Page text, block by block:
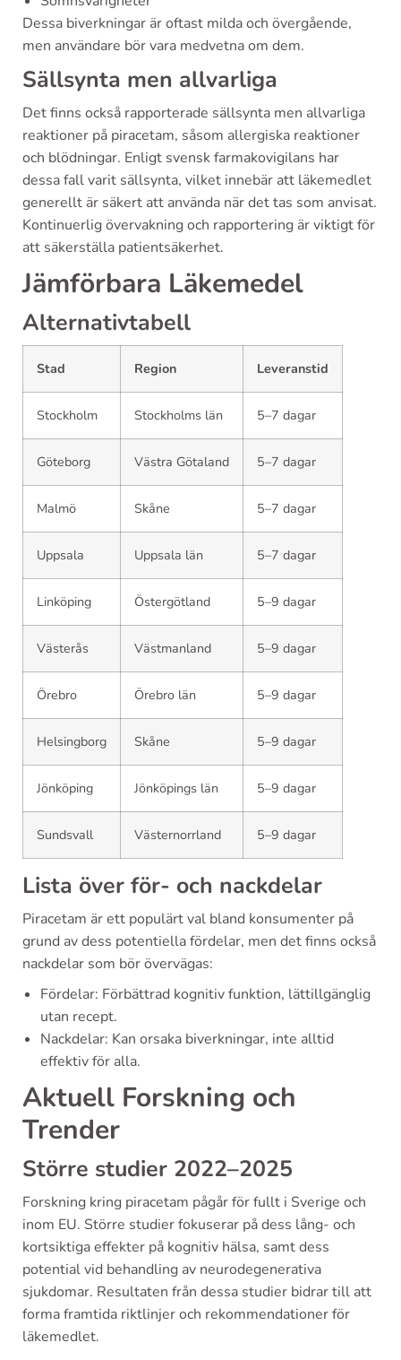
Dessa biverkningar är oftast milda och övergående,
men användare bör vara medvetna om dem.
Sällsynta men allvarliga
Det finns också rapporterade sällsynta men allvarliga
reaktioner på piracetam, såsom allergiska reaktioner
och blödningar. Enligt svensk farmakovigilans har
dessa fall varit sällsynta, vilket innebär att läkemedlet
generellt är säkert att använda när det tas som anvisat.
Kontinuerlig övervakning och rapportering är viktigt för
att säkerställa patientsäkerhet.
Jämförbara Läkemedel
Alternativtabell
Stad Region Leveranstid
Stockholm Stockholms län 5–7 dagar
Göteborg Västra Götaland 5–7 dagar
Malmö Skåne 5–7 dagar
Uppsala Uppsala län 5–7 dagar
Linköping Östergötland 5–9 dagar
Västerås Västmanland 5–9 dagar
Örebro Örebro län 5–9 dagar
Helsingborg Skåne 5–9 dagar
Jönköping Jönköpings län 5–9 dagar
Sundsvall Västernorrland 5–9 dagar
Lista över för- och nackdelar
Piracetam är ett populärt val bland konsumenter på
grund av dess potentiella fördelar, men det finns också
nackdelar som bör övervägas:
Fördelar: Förbättrad kognitiv funktion, lättillgänglig
utan recept.
Nackdelar: Kan orsaka biverkningar, inte alltid
effektiv för alla.
Aktuell Forskning och
Trender
Större studier 2022–2025
Forskning kring piracetam pågår för fullt i Sverige och
inom EU. Större studier fokuserar på dess lång- och
kortsiktiga effekter på kognitiv hälsa, samt dess
potential vid behandling av neurodegenerativa
sjukdomar. Resultaten från dessa studier bidrar till att
forma framtida riktlinjer och rekommendationer för
läkemedlet.